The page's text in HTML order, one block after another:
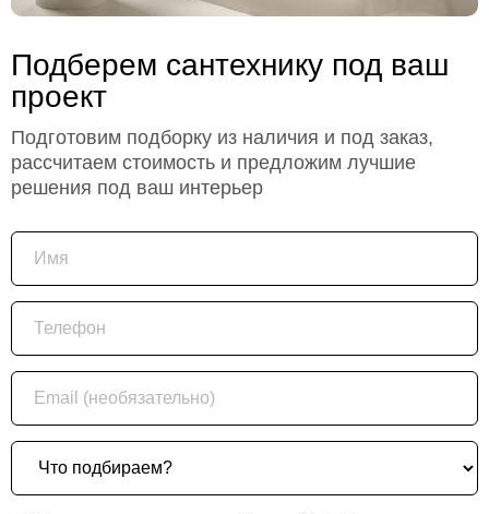
Подберем сантехнику под ваш
проект
Подготовим подборку из наличия и под заказ,
рассчитаем стоимость и предложим лучшие
решения под ваш интерьер
Имя
Телефон
Email (необязательно)
Что подбираем?